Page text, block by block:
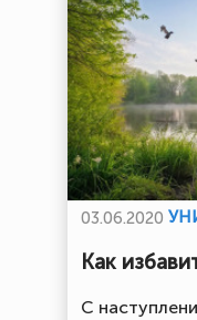
03.06.2020
Как
С